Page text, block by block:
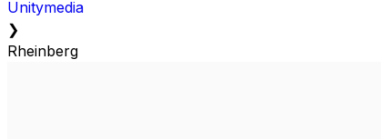
Unitymedia
❯
Rheinberg